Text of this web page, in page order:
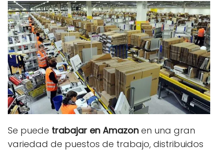
Se puede trabajar en Amazon en una gran
variedad de puestos de trabajo, distribuidos